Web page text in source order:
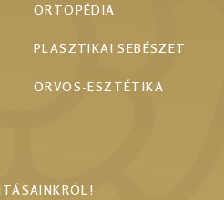
ORTOPÉDIA
PLASZTIKAI SEBÉSZET
ORVOS-ESZTÉTIKA